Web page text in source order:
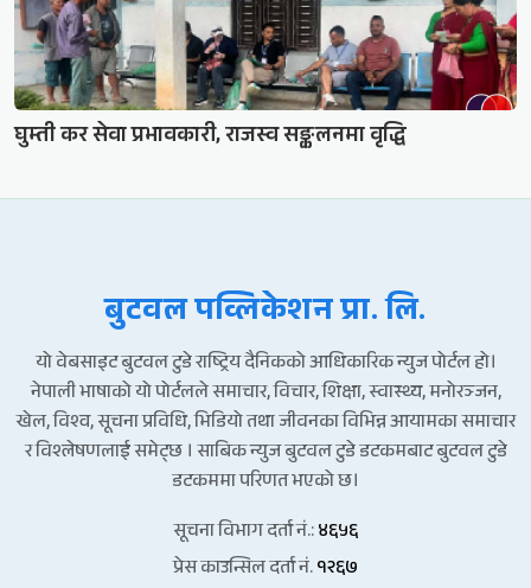
घुम्ती कर सेवा प्रभावकारी, राजस्व सङ्कलनमा वृद्धि
बुटवल पव्लिकेशन प्रा. लि.
यो वेबसाइट बुटवल टुडे राष्ट्रिय दैनिकको आधिकारिक न्युज पोर्टल हो।
नेपाली भाषाको यो पोर्टलले समाचार, विचार, शिक्षा, स्वास्थ्य, मनोरञ्जन,
खेल, विश्व, सूचना प्रविधि, भिडियो तथा जीवनका विभिन्न आयामका समाचार
र विश्लेषणलाई समेट्छ । साबिक न्युज बुटवल टुडे डटकमबाट बुटवल टुडे
डटकममा परिणत भएको छ।
सूचना विभाग दर्ता नं.:४६५६
प्रेस काउन्सिल दर्ता नं.१२६७